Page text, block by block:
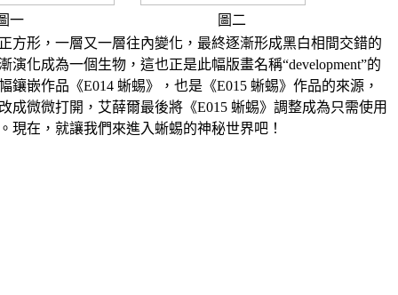
一
圖二
方形，一層又一層往內變化，最終逐漸形成黑白相間交錯的
演化成為一個生物，這也正是此幅版畫名稱“development”的
鑲嵌作品《E014 蜥蜴》，也是《E015 蜥蜴》作品的來源，
成微微打開，艾薛爾最後將《E015 蜥蜴》調整成為只需使用
現在，就讓我們來進入蜥蜴的神秘世界吧！